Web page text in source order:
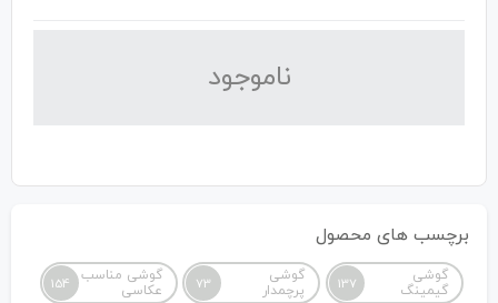
نا‌موجود
برچسب های محصول
گوشی
گیمینگ
137
گوشی
پرچمدار
73
گوشی مناسب
عکاسی
154